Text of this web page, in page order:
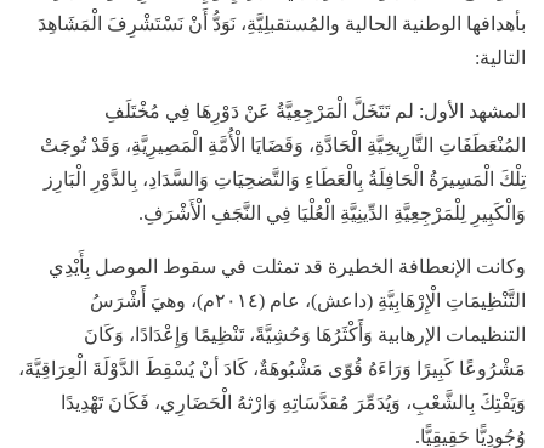
بأهدافها الوطنية الحالية والمُستقبلِيَّةِ، نَوَدُّ أَنْ نَسْتَشْرِفَ الْمَشَاهِدَ
التالية:
المشهد الأول: لم تَتَخَلَّ الْمَرْجِعِيَّةُ عَنْ دَوْرِهَا فِي مُخْتَلَفِ
المُنْعَطَفَاتِ التَّارِيخِيَّةِ الْحَادَّةِ، وَقَضَايَا الْأُمَّةِ الْمَصِيرِيَّةِ، وَقَدْ تُوجَتْ
تِلْكَ الْمَسِيرَةُ الْحَافِلَةُ بِالْعَطَاءِ وَالتَّضحِيَاتِ وَالسَّدَادِ، بِالدَّوْرِ الْبَارِز
وَالْكَبِيرِ لِلْمَرْجِعِيَّةِ الدِّينِيَّةِ الْعُلْيَا فِي النَّجَفِ الْأَشْرَفِ.
وكانت الإنعطافة الخطيرة قد تمثلت في سقوط الموصل بِأَيْدِي
التَّنْظِيمَاتِ الْإِرْهَابِيَّةِ (داعش)، عام (۲۰۱٤م)، وهيَ أَشْرَسُ
التنظيمات الإرهابية وَأَكْثَرُهَا وَحُشِيَّةً، تَنْظِيمًا وَإِعْدَادًا، وَكَانَ
مَشْرُوعًا كَبِيرًا وَرَاءَهُ قُوّى مَشْبُوهَةٌ، كَادَ أنْ يُسْقِطَ الدَّوْلَةَ الْعِرَاقِيَّةَ،
وَيَفْتِكَ بِالشَّعْبِ، وَيُدَمِّرَ مُقدَّسَاتِهِ وَارْثهُ الْحَضَارِي، فَكَانَ تَهْدِيدًا
وُجُودِيًّا حَقِيقِيًّا.